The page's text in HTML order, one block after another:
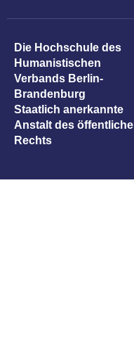
Die Hochschule des
Humanistischen
Verbands Berlin-
Brandenburg
Staatlich anerkannte
Anstalt des
Rechts